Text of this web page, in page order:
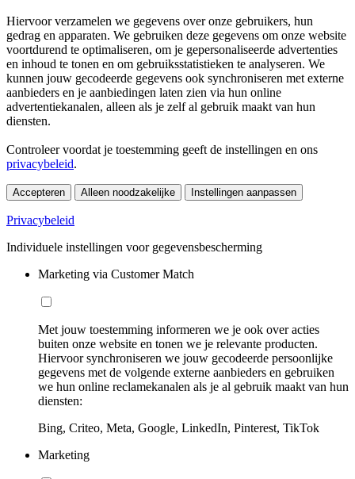
Hiervoor verzamelen we gegevens over onze gebruikers, hun
gedrag en apparaten. We gebruiken deze gegevens om onze website
voortdurend te optimaliseren, om je gepersonaliseerde advertenties
en inhoud te tonen en om gebruiksstatistieken te analyseren. We
kunnen jouw gecodeerde gegevens ook synchroniseren met externe
aanbieders en je aanbiedingen laten zien via hun online
advertentiekanalen, alleen als je zelf al gebruik maakt van hun
diensten.
Controleer voordat je toestemming geeft de instellingen en ons
privacybeleid.
Accepteren Alleen noodzakelijke Instellingen aanpassen
Privacybeleid
Individuele instellingen voor gegevensbescherming
Marketing via Customer Match
Met jouw toestemming informeren we je ook over acties
buiten onze website en tonen we je relevante producten.
Hiervoor synchroniseren we jouw gecodeerde persoonlijke
gegevens met de volgende externe aanbieders en gebruiken
we hun online reclamekanalen als je al gebruik maakt van hun
diensten:
Bing, Criteo, Meta, Google, LinkedIn, Pinterest, TikTok
Marketing